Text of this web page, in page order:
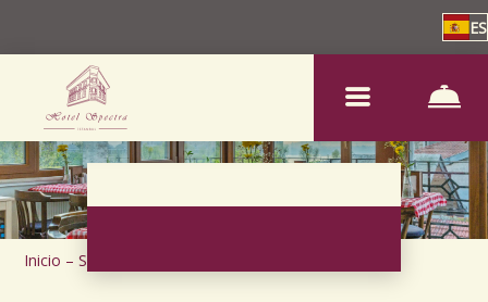
ES
Inicio –Sobre nosotros